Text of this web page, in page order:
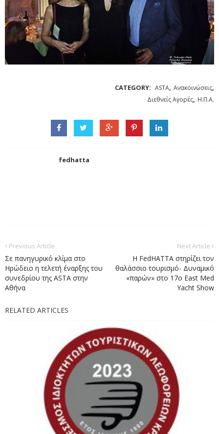
CATEGORY: ASTA, Ανακοινώσεις,
Διεθνείς Αγορές, Η.Π.Α.
fedhatta
Previous Article
Σε πανηγυρικό κλίμα στο
Ηρώδειο η τελετή έναρξης του
συνεδρίου της ASTA στην
Αθήνα
Next Article
Η FedHATTA στηρίζει τον
θαλάσσιο τουρισμό- Δυναμικό
«παρών» στο 17ο East Med
Yacht Show
RELATED ARTICLES